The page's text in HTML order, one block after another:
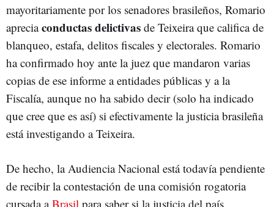
mayoritariamente por los senadores brasileños, Romario
apreciaconductas delictivas de Teixeira que califica de
blanqueo, estafa, delitos fiscales y electorales. Romario
ha confirmado hoy ante la juez que mandaron varias
copias de ese informe a entidades públicas y a la
Fiscalía, aunque no ha sabido decir (solo ha indicado
que cree que es así) si efectivamente la justicia brasileña
está investigando a Teixeira.
De hecho, la Audiencia Nacional está todavía pendiente
de recibir la contestación de una comisión rogatoria
cursada a Brasil para saber si la justicia del país